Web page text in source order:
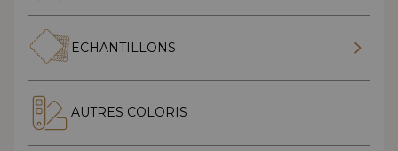
ECHANTILLONS
AUTRES COLORIS